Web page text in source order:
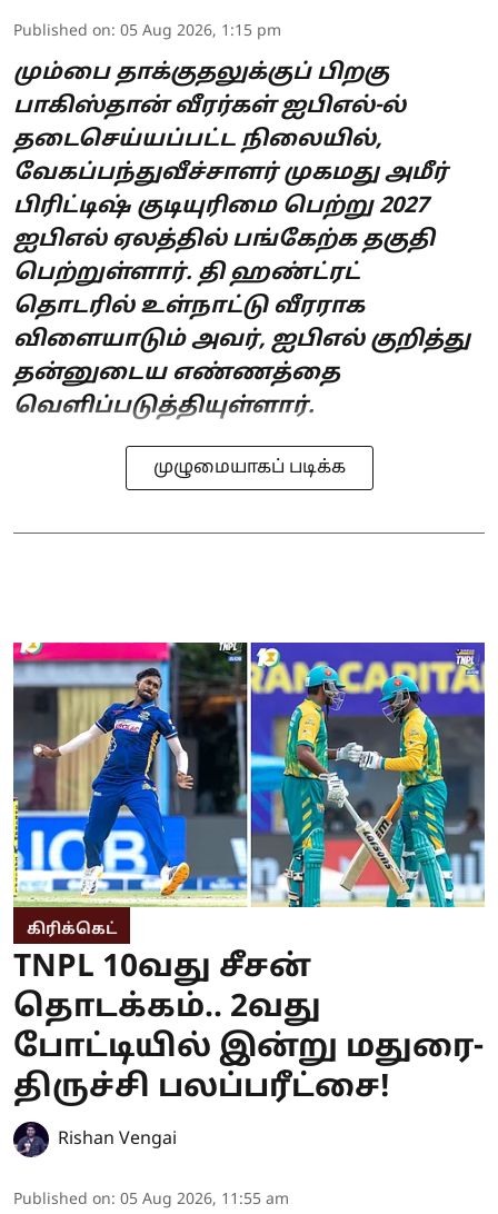
Published on: 05 Aug 2026, 1:15 pm
மும்பை தாக்குதலுக்குப் பிறகு
பாகிஸ்தான் வீரர்கள் ஐபிஎல்-ல்
தடைசெய்யப்பட்ட நிலையில்,
வேகப்பந்துவீச்சாளர் முகமது அமீர்
பிரிட்டிஷ் குடியுரிமை பெற்று 2027
ஐபிஎல் ஏலத்தில் பங்கேற்க தகுதி
பெற்றுள்ளார். தி ஹண்ட்ரட்
தொடரில் உள்நாட்டு வீரராக
விளையாடும் அவர், ஐபிஎல் குறித்து
தன்னுடைய எண்ணத்தை
வெளிப்படுத்தியுள்ளார்.
முழுமையாகப் படிக்க
கிரிக்கெட்
TNPL 10வது சீசன்
தொடக்கம்.. 2வது
போட்டியில் இன்று மதுரை-
திருச்சி பலப்பரீட்சை!
Rishan Vengai
Published on: 05 Aug 2026, 11:55 am